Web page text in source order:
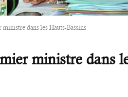
dans les Hauts-Bassins
ministre dans